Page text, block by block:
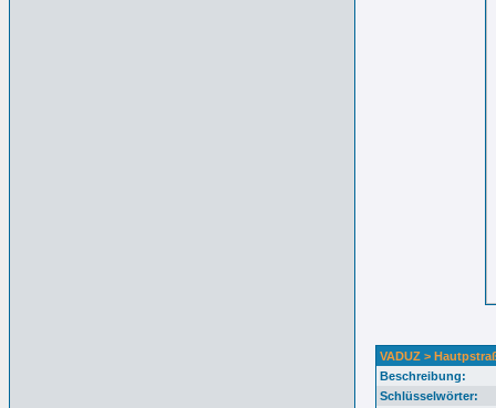
VADUZ >
Beschreibung:
Schlüsselwörter: